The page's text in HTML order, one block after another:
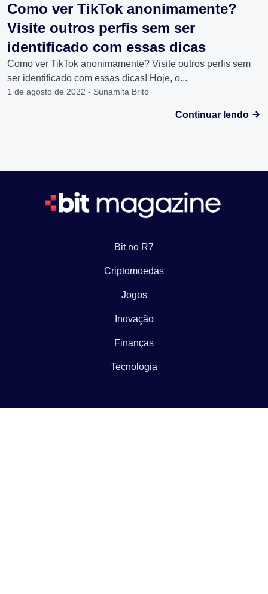
Como ver TikTok anonimamente?
Visite outros perfis sem ser
identificado com essas dicas
Como ver TikTok anonimamente? Visite outros perfis sem
ser identificado com essas dicas! Hoje, o...
1 de agosto de 2022 - Sunamita Brito
Continuar lendo
Bit no R7
Criptomoedas
Jogos
Inovação
Finanças
Tecnologia